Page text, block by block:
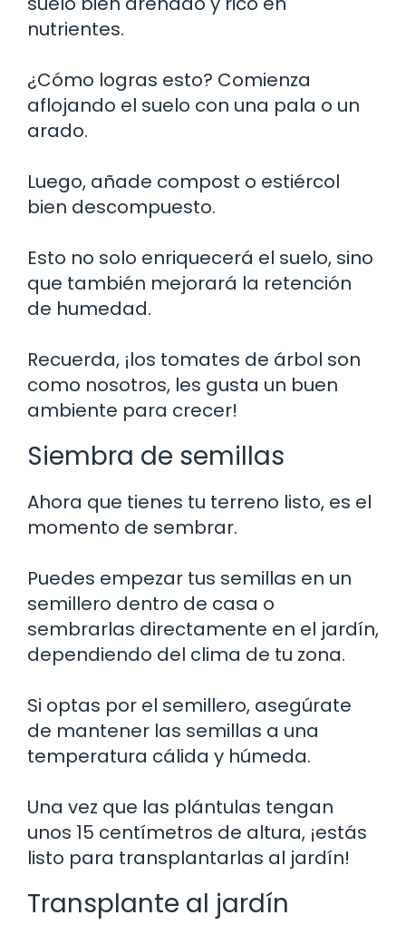
nutrientes.
¿Cómo logras esto? Comienza
aflojando el suelo con una pala o un
arado.
Luego, añade compost o estiércol
bien descompuesto.
Esto no solo enriquecerá el suelo, sino
que también mejorará la retención
de humedad.
Recuerda, ¡los tomates de árbol son
como nosotros, les gusta un buen
ambiente para crecer!
Siembra de semillas
Ahora que tienes tu terreno listo, es el
momento de sembrar.
Puedes empezar tus semillas en un
semillero dentro de casa o
sembrarlas directamente en el jardín,
dependiendo del clima de tu zona.
Si optas por el semillero, asegúrate
de mantener las semillas a una
temperatura cálida y húmeda.
Una vez que las plántulas tengan
unos 15 centímetros de altura, ¡estás
listo para transplantarlas al jardín!
Transplante al jardín